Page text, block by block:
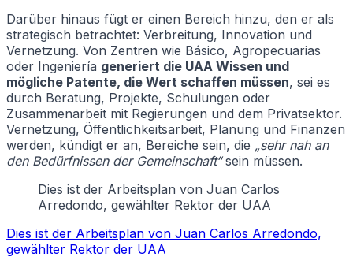
Darüber hinaus fügt er einen Bereich hinzu, den er als
strategisch betrachtet: Verbreitung, Innovation und
Vernetzung. Von Zentren wie Básico, Agropecuarias
oder Ingeniería generiert die UAA Wissen und
mögliche Patente, die Wert schaffen müssen, sei es
durch Beratung, Projekte, Schulungen oder
Zusammenarbeit mit Regierungen und dem Privatsektor.
Vernetzung, Öffentlichkeitsarbeit, Planung und Finanzen
werden, kündigt er an, Bereiche sein, die „sehr nah an
den Bedürfnissen der Gemeinschaft“sein müssen.
Dies ist der Arbeitsplan von Juan Carlos
Arredondo, gewählter Rektor der UAA
Dies ist der Arbeitsplan von Juan Carlos Arredondo,
gewählter Rektor der UAA